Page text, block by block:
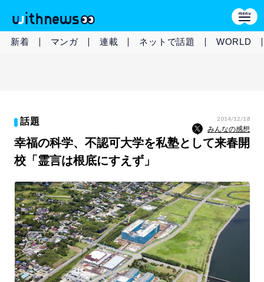
新着 マンガ 連載 ネットで話題 WORLD
話題 2014/12/18
みんなの感想
幸福の科学、不認可大学を私塾として来春開
校「霊言は根底にすえず」